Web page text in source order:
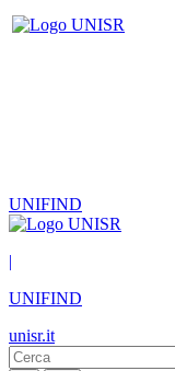
UNIFIND
|
UNIFIND
unisr.it